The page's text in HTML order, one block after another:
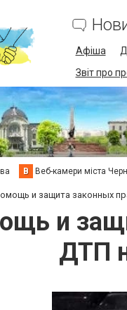
Афіша
Звіт про
В Веб-камери міста
и защита законных
и
ДТП